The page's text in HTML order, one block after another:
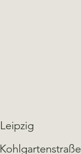
Leipzig
Kohlgartenstraße